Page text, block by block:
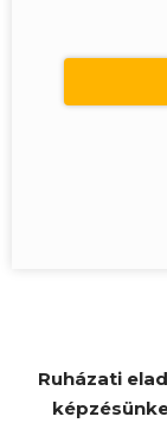
Ruházati